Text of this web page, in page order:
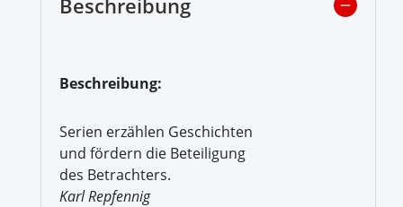
Beschreibung:
Serien erzählen Geschichten
und fördern die Beteiligung
des Betrachters.
Karl Repfennig